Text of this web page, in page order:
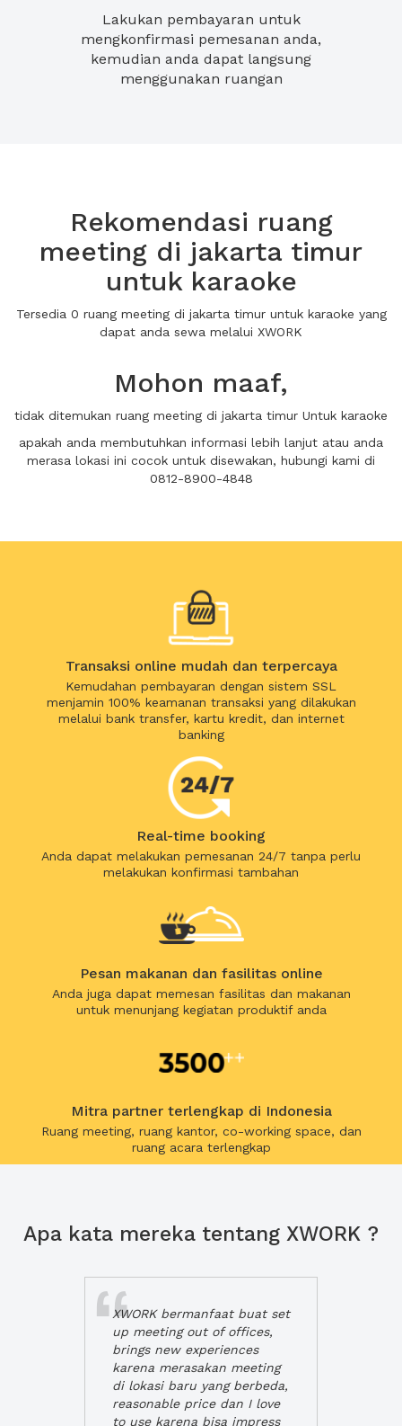
Lakukan pembayaran untuk
mengkonfirmasi pemesanan anda,
kemudian anda dapat langsung
menggunakan ruangan
Rekomendasi ruang
meeting di jakarta timur
untuk karaoke
Tersedia 0 ruang meeting di jakarta timur untuk karaoke yang
dapat anda sewa melalui XWORK
Mohon maaf,
tidak ditemukan ruang meeting di jakarta timur Untuk karaoke
apakah anda membutuhkan informasi lebih lanjut atau anda
merasa lokasi ini cocok untuk disewakan, hubungi kami di
0812-8900-4848
Transaksi online mudah dan terpercaya
Kemudahan pembayaran dengan sistem SSL
menjamin 100% keamanan transaksi yang dilakukan
melalui bank transfer, kartu kredit, dan internet
banking
Real-time booking
Anda dapat melakukan pemesanan 24/7 tanpa perlu
melakukan konfirmasi tambahan
Pesan makanan dan fasilitas online
Anda juga dapat memesan fasilitas dan makanan
untuk menunjang kegiatan produktif anda
Mitra partner terlengkap di Indonesia
Ruang meeting, ruang kantor, co-working space, dan
ruang acara terlengkap
Apa kata mereka tentang XWORK ?
XWORK bermanfaat buat set
up meeting out of offices,
brings new experiences
karena merasakan meeting
di lokasi baru yang berbeda,
reasonable price dan I love
to use karena bisa impress